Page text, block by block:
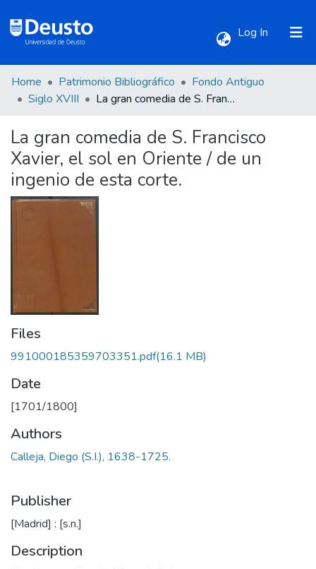
Log In (current)
Communities & Collections
All of DSpace
Statistics
Home Patrimonio Bibliográfico
Fondo Antiguo
Siglo XVIII
La gran comedia de S. Francisco Xavier, el sol en Oriente / de un ingenio de esta corte.
La gran comedia de S. Francisco
Xavier, el sol en Oriente / de un
ingenio de esta corte.
Files
991000185359703351.pdf(16.1 MB)
Date
[1701/1800]
Authors
Calleja, Diego (S.I.), 1638-1725.
Publisher
[Madrid] : [s.n.]
Description